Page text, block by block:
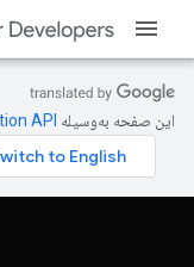
این صفحه به‌وسیله